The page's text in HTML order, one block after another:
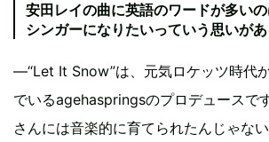
安田レイの曲に英語のワードが多い
シンガーになりたいっていう思いがあ
―“Let It Snow”は、元気ロケッツ時代
でいるagehaspringsのプロデュースで
さんには音楽的に育てられたんじゃな